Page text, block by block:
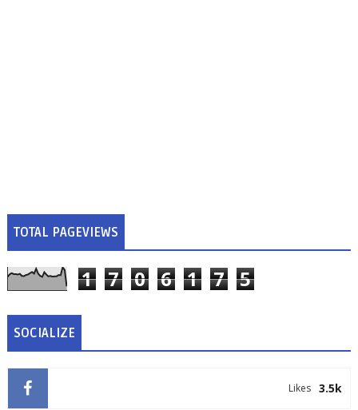
TOTAL PAGEVIEWS
1 7 0 6 1 7 5
SOCIALIZE
3.5k
Likes